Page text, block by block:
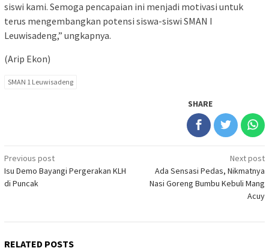
siswi kami. Semoga pencapaian ini menjadi motivasi untuk
terus mengembangkan potensi siswa-siswi SMAN I
Leuwisadeng,” ungkapnya.
(Arip Ekon)
SMAN 1 Leuwisadeng
SHARE
Post
navigation
Previous post
Isu Demo Bayangi Pergerakan KLH
di Puncak
Next post
Ada Sensasi Pedas, Nikmatnya
Nasi Goreng Bumbu Kebuli Mang
Acuy
RELATED POSTS